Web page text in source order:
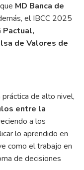
MD Banca de
el IBCC 2025
Pactual,
de Valores de
de alto nivel,
entre la
a los
lo aprendido en
como el trabajo en
de decisiones